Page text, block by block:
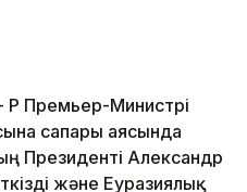
Премьер-Министрі
сапары аясында
Президенті Александр
және Еуразиялық